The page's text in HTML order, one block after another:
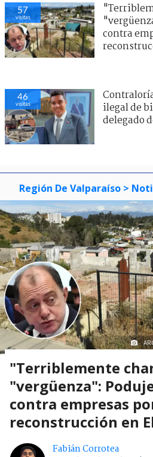
57
visitas
contra
46
visitas
ilegal de
delegado
Región De Valparaíso >
"Terriblemente
"vergüenza":
contra empresas
reconstrucción en
Fabián Corrotea